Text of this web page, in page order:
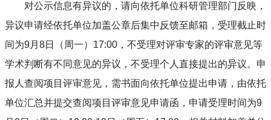
对公示信息有异议的，请向依托单位科研管理部门反映，
异议申请经依托单位加盖公章后集中反馈至邮箱，受理截止时
间为9月8日（周一）17:00，不受理对评审专家的评审意见等
学术判断有不同意见的异议，不受理个人直接提出的异议。申
报人查阅项目评审意见，需书面向依托单位提出申请，由依托
单位汇总并提交查阅项目评审意见申请函，申请受理时间为9